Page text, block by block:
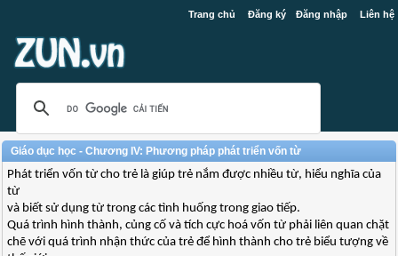
Trang chủ Đăng ký Đăng nhập Liên hệ
Giáo dục học - Chương IV: Phương pháp phát triển vốn từ
Phát triển vốn từ cho trẻ là giúp trẻ nắm được nhiều từ, hiểu nghĩa của
từ
và biết sử dụng từ trong các tình huống trong giao tiếp.
Quá trình hình thành, củng cố và tích cực hoá vốn từ phải liên quan chặt
chẽ với quá trình nhận thức của trẻ để hình thành cho trẻ biểu tượng về